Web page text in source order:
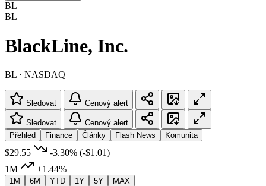
BL
BL
BlackLine, Inc.
BL · NASDAQ
Sledovat Cenový alert
Sledovat
Cenový alert
Přehled
Finance Články Flash News Komunita
$29.55 -3.30% (-$1.01)
1M
+1.44%
1M 6M YTD 1Y 5Y MAX